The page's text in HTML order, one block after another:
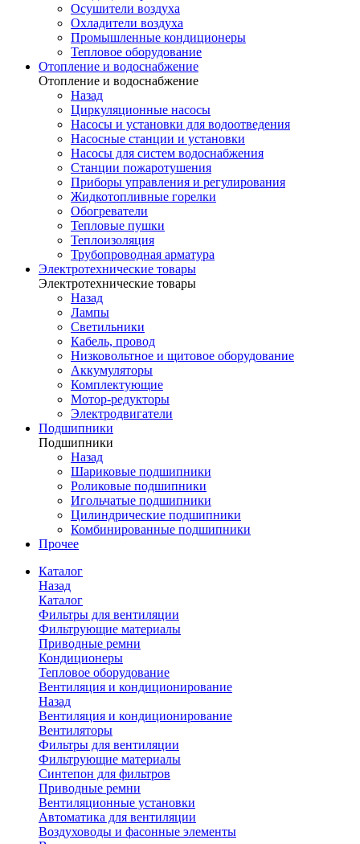
Осушители воздуха
Охладители воздуха
Промышленные кондиционеры
Тепловое оборудование
Отопление и водоснабжение
Отопление и водоснабжение
Назад
Циркуляционные насосы
Насосы и установки для водоотведения
Насосные станции и установки
Насосы для систем водоснабжения
Станции пожаротушения
Приборы управления и регулирования
Жидкотопливные горелки
Обогреватели
Тепловые пушки
Теплоизоляция
Трубопроводная арматура
Электротехнические товары
Электротехнические товары
Назад
Лампы
Светильники
Кабель, провод
Низковольтное и щитовое оборудование
Аккумуляторы
Комплектующие
Мотор-редукторы
Электродвигатели
Подшипники
Подшипники
Назад
Шариковые подшипники
Роликовые подшипники
Игольчатые подшипники
Цилиндрические подшипники
Комбинированные подшипники
Прочее
Каталог
Назад
Каталог
Фильтры для вентиляции
Фильтрующие материалы
Приводные ремни
Кондиционеры
Тепловое оборудование
Вентиляция и кондиционирование
Назад
Вентиляция и кондиционирование
Вентиляторы
Фильтры для вентиляции
Фильтрующие материалы
Синтепон для фильтров
Приводные ремни
Вентиляционные установки
Автоматика для вентиляции
Воздуховоды и фасонные элементы